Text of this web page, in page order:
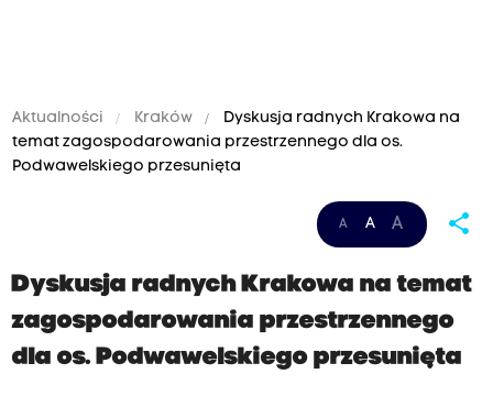
Aktualności Kraków
Dyskusja radnych Krakowa na
temat zagospodarowania przestrzennego dla os.
Podwawelskiego przesunięta
A A A share
Dyskusja radnych Krakowa na temat
zagospodarowania przestrzennego
dla os. Podwawelskiego przesunięta